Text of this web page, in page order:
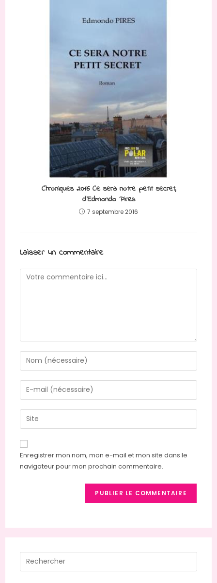
Chroniques 2016 Ce sera notre petit secret,
d’Edmondo Pires
7 septembre 2016
Laisser un commentaire
Comment
Enter
your
name
or
to
comment
Enter
your
email
address
comment
Saisir
l’URL
de
votre
site
Enregistrer mon nom, mon e-mail et mon site dans le
navigateur pour mon prochain commentaire.